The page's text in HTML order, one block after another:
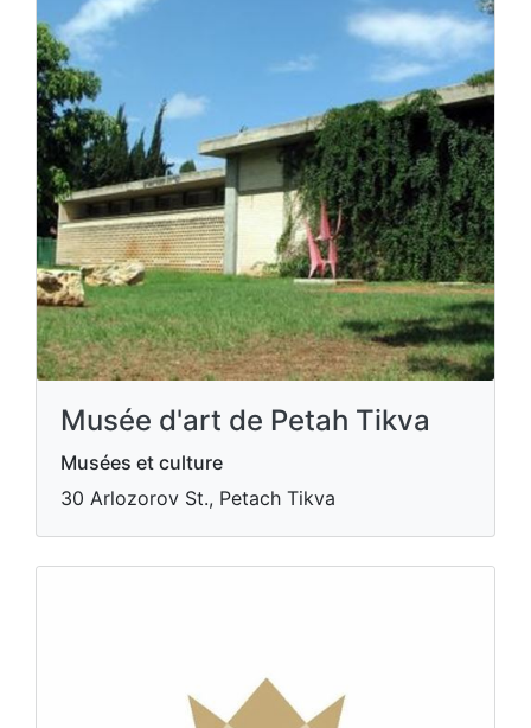
Musée d'art de Petah Tikva
Musées et culture
30 Arlozorov St., Petach Tikva